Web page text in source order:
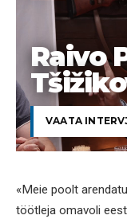
Raivo
VAATA
«Meie poolt
töötleja omavoli